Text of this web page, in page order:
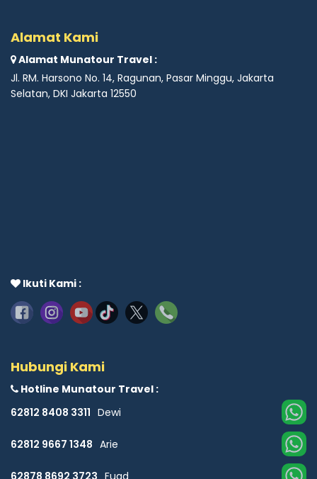
Alamat Kami
Alamat Munatour Travel :
Jl. RM. Harsono No. 14, Ragunan, Pasar Minggu, Jakarta
Selatan, DKI Jakarta 12550
Ikuti Kami :
Hubungi Kami
Hotline Munatour Travel :
62812 8408 3311 Dewi
62812 9667 1348 Arie
62878 8692 3723 Fuad